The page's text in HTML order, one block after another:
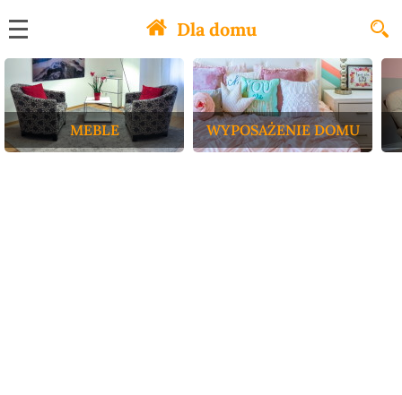
Dla domu
MEBLE WYPOSAŻENIE DOMU